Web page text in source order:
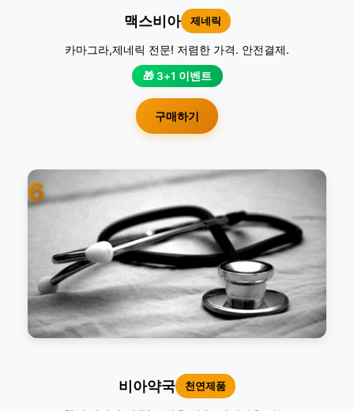
맥스비아 제네릭
카마그라,제네릭 전문! 저렴한 가격. 안전결제.
🎁 3+1 이벤트
구매하기
6
비아약국 천연제품